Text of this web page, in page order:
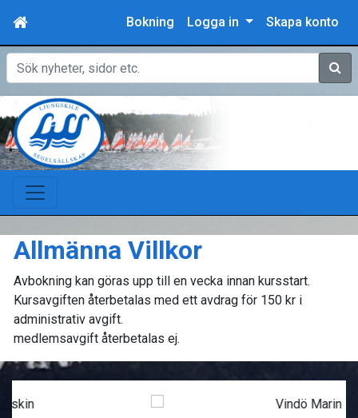
Bokning Logga in Skapa konto
Sök
Allmänna Villkor
Avbokning kan göras upp till en vecka innan kursstart.
Kursavgiften återbetalas med ett avdrag för 150 kr i
administrativ avgift.
medlemsavgift återbetalas ej.